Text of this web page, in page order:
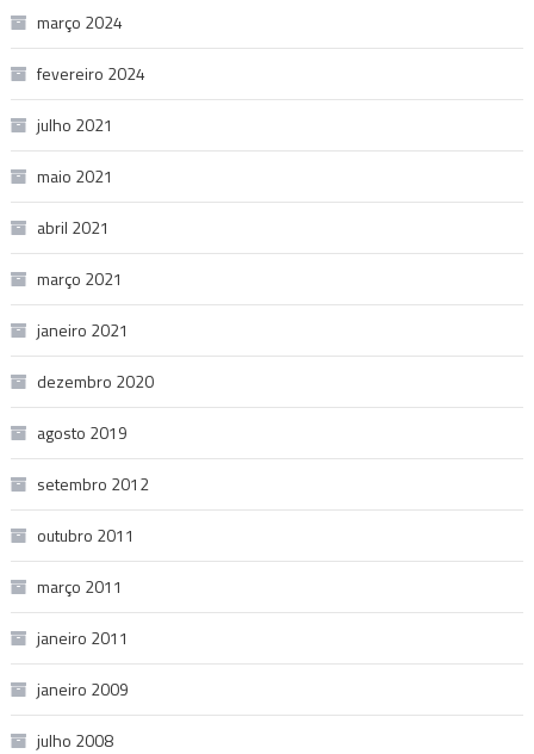
março 2024
fevereiro 2024
julho 2021
maio 2021
abril 2021
março 2021
janeiro 2021
dezembro 2020
agosto 2019
setembro 2012
outubro 2011
março 2011
janeiro 2011
janeiro 2009
julho 2008